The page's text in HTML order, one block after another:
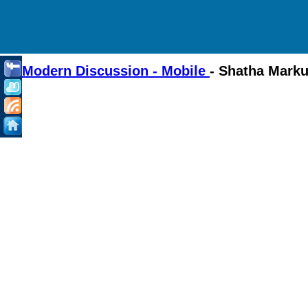
Modern Discussion - Mobile - Shatha